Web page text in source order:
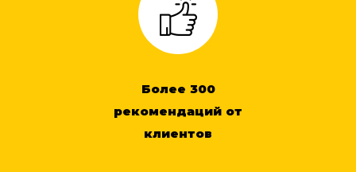
Более 300
рекомендаций от
клиентов